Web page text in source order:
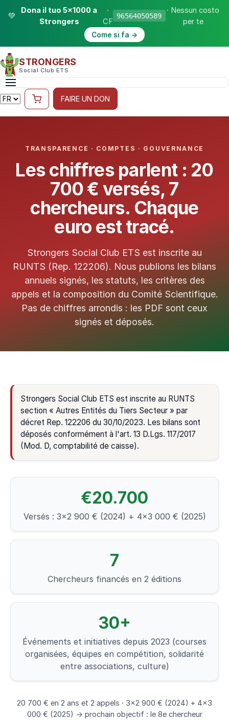
💚
Dona il tuo 5×1000 a
Strongers
·
CF
96564050589
· Nessun costo
per te
Come si fa →
STRONGERS
Social Club ETS
FAIRE UN DON
TRANSPARENCE · COMPTES · GOUVERNANCE
Les chiffres parlent : 20
700 € versés, 7
chercheurs. Chaque
euro est tracé.
Strongers Social Club ETS est inscrite au
RUNTS (Rep. 122206). Nous publions les bilans
annuels signés, les statuts, les critères des
appels et la composition du Comité Scientifique.
Pas de chiffres arrondis : les PDF sont ceux
signés et déposés.
Strongers Social Club ETS est inscrite au RUNTS
section « Autres Entités du Tiers Secteur » par
décret Rep. 122206 du 30/10/2023. Les bilans sont
déposés conformément à l'art. 13 D.Lgs. 117/2017
(Mod. D, comptabilité de caisse).
€20.700
Versés : 3×2 900 € (2024) + 4×3 000 € (2025)
7
Chercheurs financés en 2 éditions
30+
Événements et initiatives depuis 2023 (courses
organisées, équipes en compétition, solidarité
entre associations, culture)
20 700 € en 2 ans et 2 appels · 3×2 900 € (2024) + 4×3
000 € (2025) → prochain objectif : le 8e chercheur